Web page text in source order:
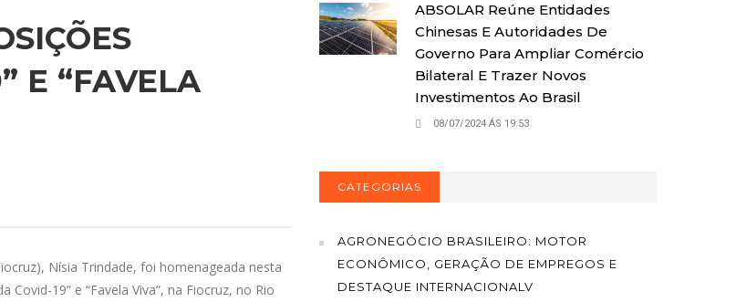
E “FAVELA
Nísia Trindade, foi homenageada nesta
19” e “Favela Viva”, na Fiocruz, no Rio
ABSOLAR Reúne Entidades
Chinesas E Autoridades De
Governo Para Ampliar Comércio
Bilateral E Trazer Novos
Investimentos Ao Brasil
08/07/2024 ÁS 19:53
CATEGORIAS
AGRONEGÓCIO BRASILEIRO: MOTOR
ECONÔMICO, GERAÇÃO DE EMPREGOS E
DESTAQUE INTERNACIONALV